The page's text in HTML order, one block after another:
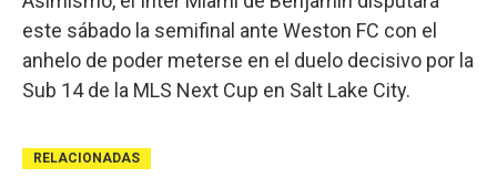
este sábado la semifinal ante Weston FC con el
anhelo de poder meterse en el duelo decisivo por la
Sub 14 de la MLS Next Cup en Salt Lake City.
RELACIONADAS